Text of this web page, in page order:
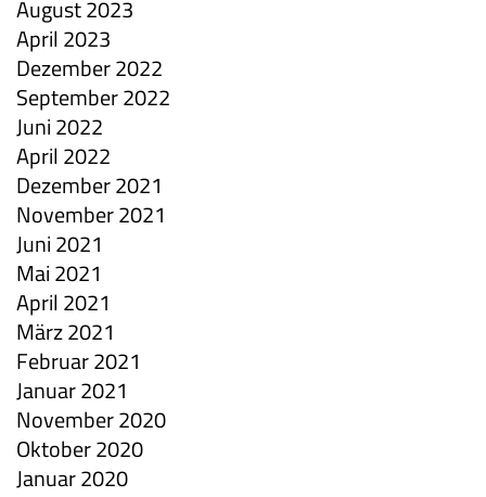
August 2023
April 2023
Dezember 2022
September 2022
Juni 2022
April 2022
Dezember 2021
November 2021
Juni 2021
Mai 2021
April 2021
März 2021
Februar 2021
Januar 2021
November 2020
Oktober 2020
Januar 2020